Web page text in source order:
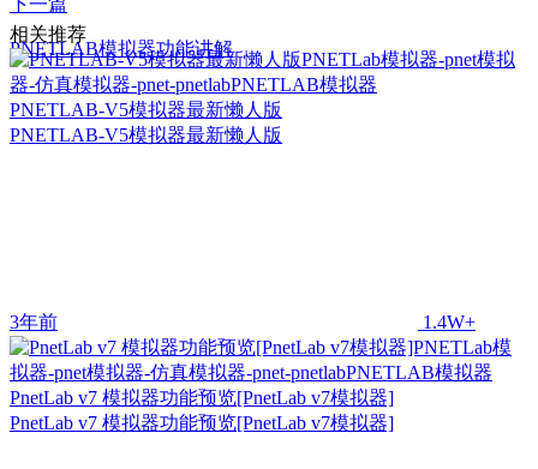
下一篇
PNETLAB模拟器功能讲解
相关推荐
PNETLAB-V5模拟器最新懒人版
PNETLAB-V5模拟器最新懒人版
3年前 1.4W+
PnetLab v7 模拟器功能预览[PnetLab v7模拟器]
PnetLab v7 模拟器功能预览[PnetLab v7模拟器]